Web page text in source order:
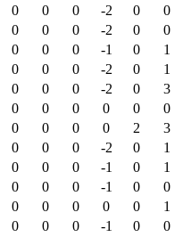
0 0 0 -2 0
0
0 0 0 -2 0
0
0 0 0 -1 0
1
0 0 0 -2 0
1
0 0 0 -2 0
3
0 0 0 0 0
0
0 0 0 0 2
3
0 0 0 -2 0
1
0 0 0 -1 0
1
0 0 0 -1 0
0
0 0 0 0 0
1
0 0 0 -1 0
0